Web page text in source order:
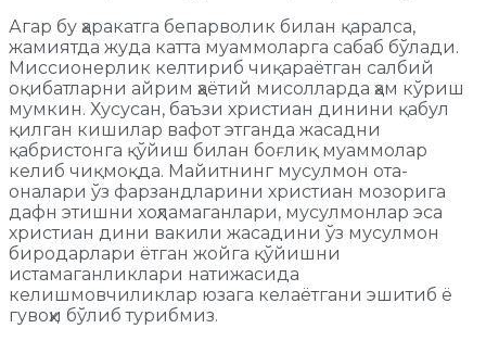
Агар бу ҳаракатга бепарволик билан қаралса,
жамиятда жуда катта муаммоларга сабаб бўлади.
Миссионерлик келтириб чиқараётган салбий
оқибатларни айрим ҳаётий мисолларда ҳам кўриш
мумкин. Хусусан, баъзи христиан динини қабул
қилган кишилар вафот этганда жасадни
қабристонга қўйиш билан боғлиқ муаммолар
келиб чиқмоқда. Майитнинг мусулмон ота-
оналари ўз фарзандларини христиан мозорига
дафн этишни хоҳламаганлари, мусулмонлар эса
христиан дини вакили жасадини ўз мусулмон
биродарлари ётган жойга қўйишни
истамаганликлари натижасида
келишмовчиликлар юзага келаётгани эшитиб ё
гувоҳи бўлиб турибмиз.